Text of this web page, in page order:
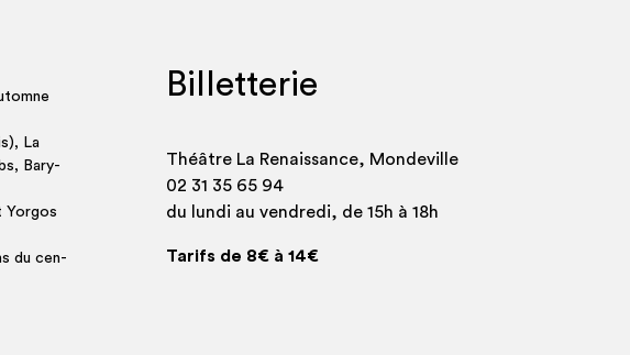
La
Bary­
Yor­gos
du cen­
Billetterie
Théâtre La Renaissance, Mondeville
02 31 35 65 94
du lundi au vendredi, de 15h à 18h
Tarifs de 8€ à 14€